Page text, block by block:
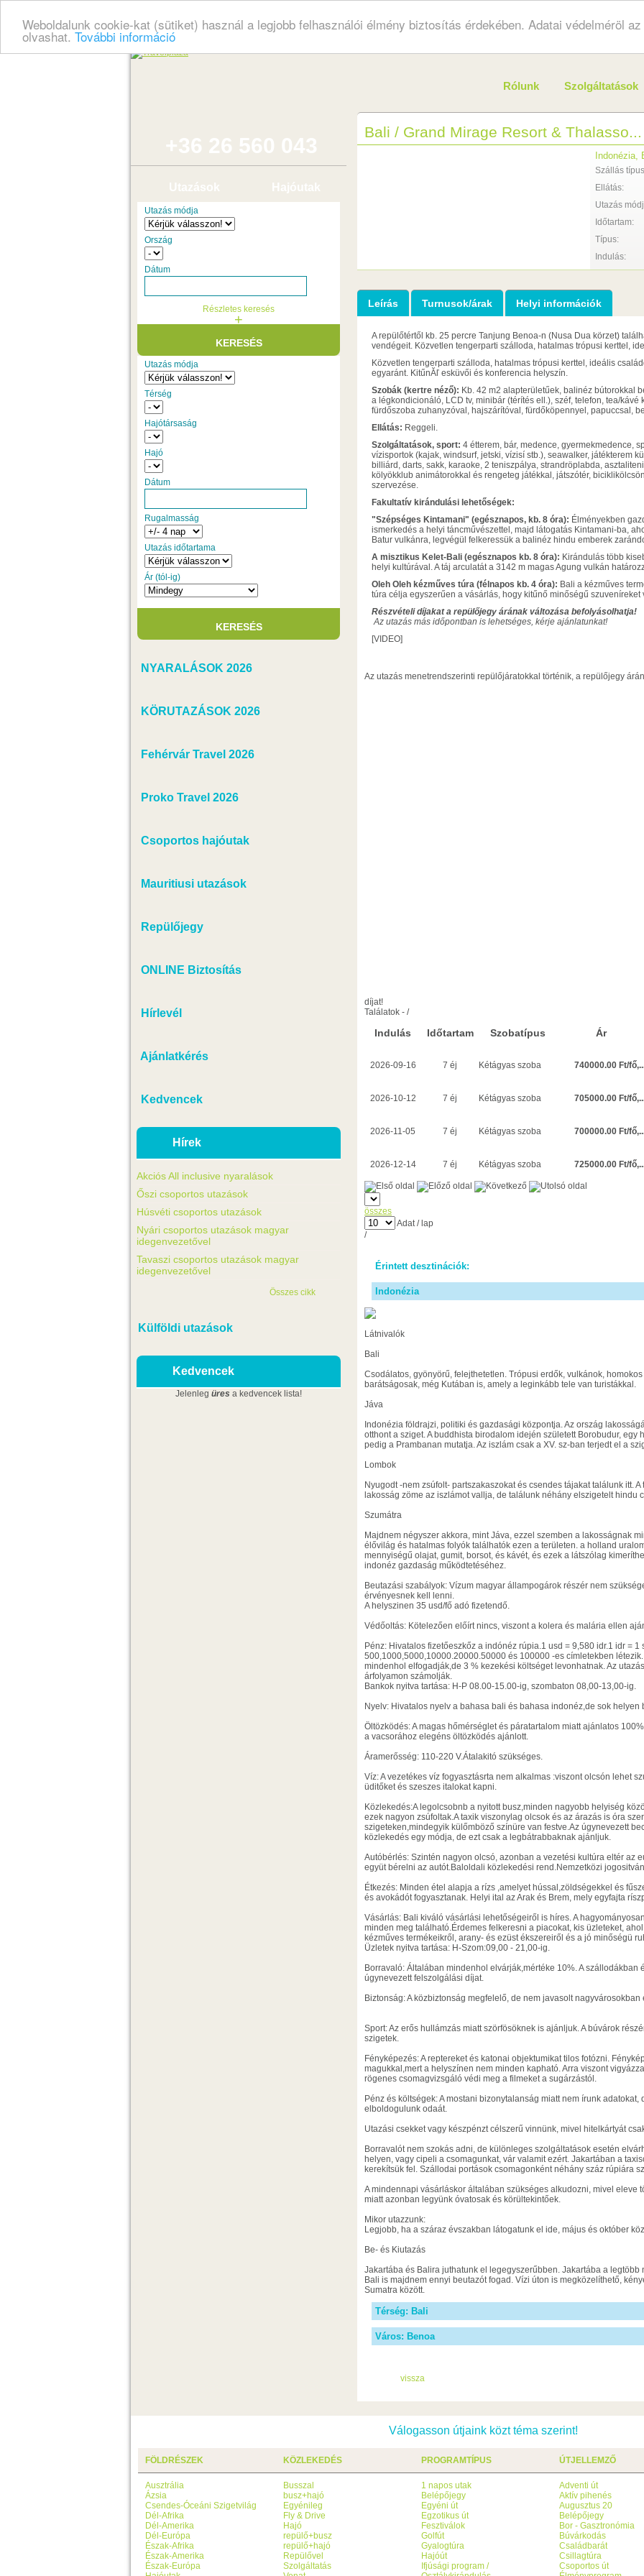
Weboldalunk cookie-kat (sütiket) használ a legjobb felhasználói élmény biztosítás érdekében. Adatai védelméröl az
olvashat. További információ
Rólunk Szolgáltatások
+36 26 560 043
Utazások Hajóutak
Utazás módja
Ország
Dátum
Részletes keresés
+
Utazás módja
Térség
Hajótársaság
Hajó
Dátum
Rugalmasság
Utazás időtartama
Ár (tól-ig)
NYARALÁSOK 2026
KÖRUTAZÁSOK 2026
Fehérvár Travel 2026
Proko Travel 2026
Csoportos hajóutak
Mauritiusi utazások
Repülőjegy
ONLINE Biztosítás
Hírlevél
Ajánlatkérés
Kedvencek
Hírek
Akciós All inclusive nyaralások
Őszi csoportos utazások
Húsvéti csoportos utazások
Nyári csoportos utazások magyar
idegenvezetővel
Tavaszi csoportos utazások magyar
idegenvezetővel
Összes cikk
Külföldi utazások
Kedvencek
Jelenleg üres a kedvencek lista!
Bali / Grand Mirage Resort & Thalasso...
Indonézia,
Szállás
Ellátás:
Utazás
Időtartam:
Típus:
Indulás:
Leírás Turnusok/árak Helyi információk
A repülőtértől kb. 25 percre Tanjung Benoa-n (Nusa Dua körzet)
vendégeit. Közvetlen tengerparti szálloda, hatalmas trópusi kerttel,
Közvetlen tengerparti szálloda, hatalmas trópusi kerttel, ideális
egyaránt. KitűnĂľ esküvői és konferencia helyszín.
Szobák (kertre néző): Kb. 42 m2 alapterületűek, balinéz bútorokkal
a légkondicionáló, LCD tv, minibár (térítés ell.), széf, telefon, tea/
fürdőszoba zuhanyzóval, hajszárítóval, fürdőköpennyel, papuccsal,
Ellátás: Reggeli.
Szolgáltatások, sport: 4 étterem, bár, medence, gyermekmedence,
vízisportok (kajak, windsurf, jetski, vízisí stb.), seawalker, játékterem
billiárd, darts, sakk, karaoke, 2 teniszpálya, strandröplabda,
kölyökklub animátorokkal és rengeteg játékkal, játszótér,
szervezése.
Fakultatív kirándulási lehetőségek:
"Szépséges Kintamani" (egésznapos, kb. 8 óra): Élményekben
ismerkedés a helyi táncművészettel, majd látogatás Kintamani-ba,
Batur vulkánra, legvégül felkeressük a balinéz hindu emberek
A misztikus Kelet-Bali (egésznapos kb. 8 óra): Kirándulás több
helyi kultúrával. A táj arculatát a 3142 m magas Agung vulkán
Oleh Oleh kézműves túra (félnapos kb. 4 óra): Bali a kézműves
túra célja egyszerűen a vásárlás, hogy kitűnő minőségű szuveníreket
Részvételi díjakat a repülőjegy árának változása befolyásolhatja!
Az utazás más időpontban is lehetséges, kérje ajánlatunkat!
[VIDEO]
Az utazás menetrendszerinti repülőjáratokkal történik, a repülőjegy
díjat!
Találatok - /
Indulás Időtartam Szobatípus Ár
2026-09-16 7 éj Kétágyas szoba 740000.00 Ft/
2026-10-12 7 éj Kétágyas szoba 705000.00 Ft/
2026-11-05 7 éj Kétágyas szoba 700000.00 Ft/
2026-12-14 7 éj Kétágyas szoba 725000.00 Ft/
összes
Adat / lap
/
Érintett desztinációk:
Indonézia
Látnivalók
Bali
Csodálatos, gyönyörű, felejthetetlen. Trópusi erdők, vulkánok,
barátságosak, még Kutában is, amely a leginkább tele van turistákkal.
Jáva
Indonézia földrajzi, politiki és gazdasági központja. Az ország
otthont a sziget. A buddhista birodalom idején született Borobudur, egy
pedig a Prambanan mutatja. Az iszlám csak a XV. sz-ban terjedt el a
Lombok
Nyugodt -nem zsúfolt- partszakaszokat és csendes tájakat találunk itt.
lakosság zöme az iszlámot vallja, de találunk néhány elszigetelt hindu
Szumátra
Majdnem négyszer akkora, mint Jáva, ezzel szemben a lakosságnak
élővilág és hatalmas folyók találhatók ezen a területen. a holland
mennyiségű olajat, gumit, borsot, és kávét, és ezek a látszólag
indonéz gazdaság működtetéséhez.
Beutazási szabályok: Vízum magyar állampogárok részér nem
érvényesnek kell lenni.
A helyszinen 35 usd/fő adó fizetendő.
Védőoltás: Kötelezően előírt nincs, viszont a kolera és malária ellen
Pénz: Hivatalos fizetőeszkőz a indónéz rúpia.1 usd = 9,580 idr.1 idr = 1
500,1000,5000,10000.20000.50000 és 100000 -es címletekben
mindenhol elfogadják,de 3 % kezekési költséget levonhatnak. Az
árfolyamon számolják.
Bankok nyitva tartása: H-P 08.00-15.00-ig, szombaton 08,00-13,00-ig.
Nyelv: Hivatalos nyelv a bahasa bali és bahasa indonéz,de sok helyen
Öltözködés: A magas hőmérséglet és páratartalom miatt ajánlatos
a vacsorához elegéns öltözködés ajánlott.
Áramerősség: 110-220 V.Átalakitó szükséges.
Víz: A vezetékes víz fogyasztásrta nem alkalmas :viszont olcsón lehet
üditőket és szeszes italokat kapni.
Közlekedés:A legolcsobnb a nyitott busz,minden nagyobb helyiség
ezek nagyon zsúfoltak.A taxik viszonylag olcsok és az árazás is óra
szigeteken,mindegyik külőmböző színüre van festve.Az úgynevezett
közlekedés egy módja, de ezt csak a legbátrabbaknak ajánljuk.
Autóbérlés: Szintén nagyon olcsó, azonban a vezetési kultúra eltér az
együt bérelni az autót.Baloldali közlekedési rend.Nemzetközi
Étkezés: Minden étel alapja a rízs ,amelyet hússal,zöldségekkel és
és avokádót fogyasztanak. Helyi ital az Arak és Brem, mely egyfajta
Vásárlás: Bali kiváló vásárlási lehetőségeiről is híres. A
minden meg található.Érdemes felkeresni a piacokat, kis üzleteket,
kézműves termékeikről, arany- és ezüst ékszereiről és a jó minőségü
Üzletek nyitva tartása: H-Szom:09,00 - 21,00-ig.
Borravaló: Általában mindenhol elvárják,mértéke 10%. A szállodákban
úgynevezett felszolgálási díjat.
Biztonság: A közbiztonság megfelelő, de nem javasolt
Sport: Az erős hullámzás miatt szörfösöknek is ajánljuk. A búvárok
szigetek.
Fényképezés: A reptereket és katonai objektumikat tilos fotózni.
magukkal,mert a helyszínen nem minden kapható. Arra viszont
rögenes csomagvizsgáló védi meg a filmeket a sugárzástól.
Pénz és költségek: A mostani bizonytalanság miatt nem írunk
elboldogulunk odaát.
Utazási csekket vagy készpénzt célszerű vinnünk, mivel hitelkártyát
Borravalót nem szokás adni, de különleges szolgáltatások esetén
helyen, vagy cipeli a csomagunkat, vár valamit ezért. Jakartában a
kerekítsük fel. Szállodai portások csomagonként néhány száz rúpiára
A mindennapi vásárláskor általában szükséges alkudozni, mivel eleve
miatt azonban legyünk óvatosak és körültekintőek.
Mikor utazzunk:
Legjobb, ha a száraz évszakban látogatunk el ide, május és október
Be- és Kiutazás
Jakartába és Balira juthatunk el legegyszerűbben. Jakartába a
Bali is majdnem ennyi beutazót fogad. Vízi úton is megközelíthető,
Sumatra között.
Térség: Bali
Város: Benoa
vissza
Válogasson útjaink közt téma szerint!
FÖLDRÉSZEK
Ausztrália
Ázsia
Csendes-Óceáni Szigetvilág
Dél-Afrika
Dél-Amerika
Dél-Európa
Észak-Afrika
Észak-Amerika
Észak-Európa
KÖZLEKEDÉS
Busszal
busz+hajó
Egyénileg
Fly & Drive
Hajó
repülő+busz
repülő+hajó
Repülővel
Szolgáltatás
PROGRAMTÍPUS
1 napos utak
Belépőjegy
Egyéni út
Egzotikus út
Fesztiválok
Golfút
Gyalogtúra
Hajóút
Ifjúsági program /
ÚTJELLEMZŐ
Adventi út
Aktív pihenés
Augusztus 20
Belépőjegy
Bor - Gasztronómia
Búvárkodás
Családbarát
Csillagtúra
Csoportos út